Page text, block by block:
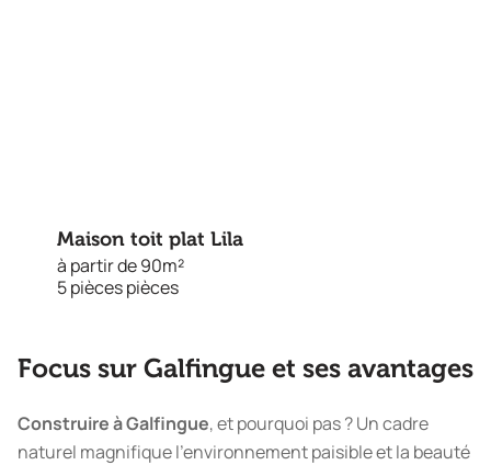
Maison toit plat Lila
à partir de 90m²
5 pièces pièces
Focus sur Galfingue et ses avantages
Construire à Galfingue, et pourquoi pas ? Un cadre
naturel magnifique l’environnement paisible et la beauté